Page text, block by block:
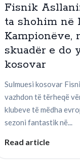
Fisnik
ta shohim në
Kampionëve,
skuadër e do
kosovar
Sulmuesi kosovar
vazhdon të tërheqë
klubeve të mëdha
sezoni fantastik në...
Read article